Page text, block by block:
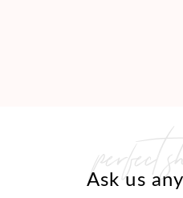
perfect
Ask us